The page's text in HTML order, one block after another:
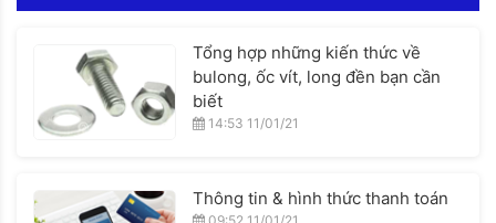
Tổng hợp những kiến thức về
bulong, ốc vít, long đền bạn cần
biết
14:53 11/01/21
Thông tin & hình thức thanh toán
09:52 11/01/21